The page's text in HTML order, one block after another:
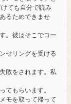
ても自分で読み
るためできませ
。彼はそこでコー
セリングを受ける
敗をされます。私
てもらいます。
モを取って帰って